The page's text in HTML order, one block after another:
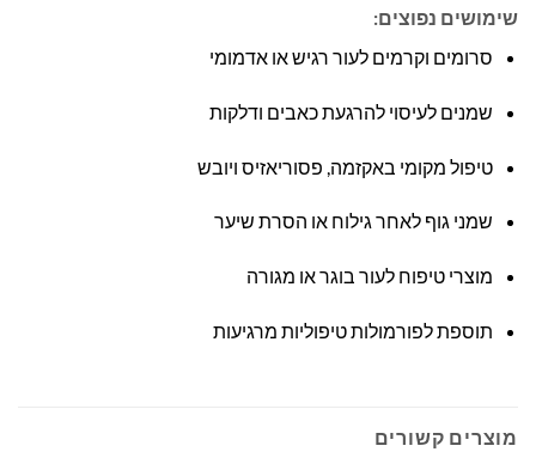
שימושים נפוצים:
סרומים וקרמים לעור רגיש או אדמומי
שמנים לעיסוי להרגעת כאבים ודלקות
טיפול מקומי באקזמה, פסוריאזיס ויובש
שמני גוף לאחר גילוח או הסרת שיער
מוצרי טיפוח לעור בוגר או מגורה
תוספת לפורמולות טיפוליות מרגיעות
מוצרים קשורים